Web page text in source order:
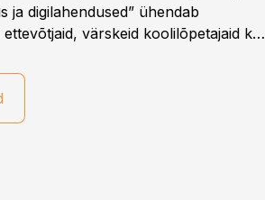
ja digilahendused” ühendab
värskeid koolilõpetajaid kui